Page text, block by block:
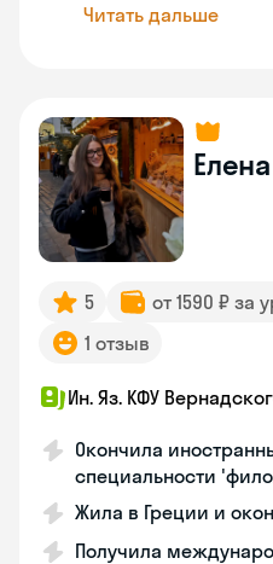
Читать дальше
Елена
5 от 1590 ₽ за
1 отзыв
Ин. Яз. КФУ
Окончила
специальности
Жила в Греции и
Получила